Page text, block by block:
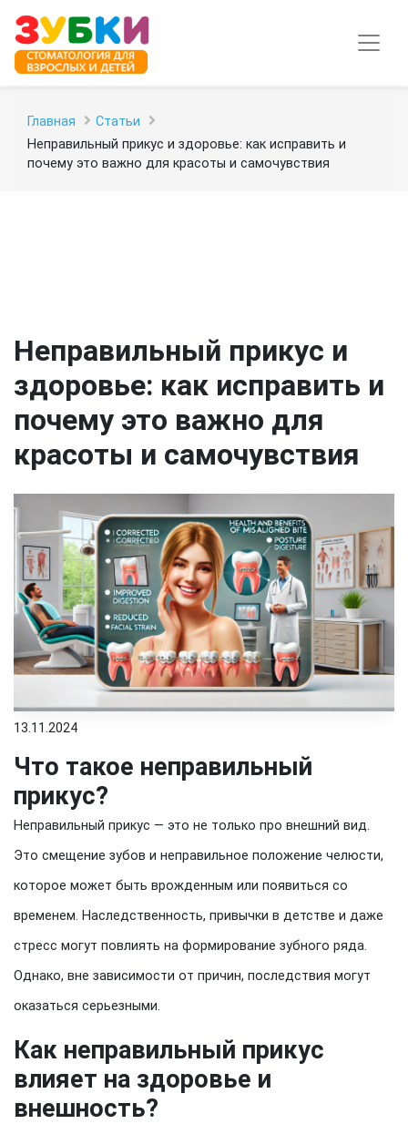
Главная
Статьи
Неправильный прикус и здоровье: как исправить и
почему это важно для красоты и самочувствия
Неправильный прикус и
здоровье: как исправить и
почему это важно для
красоты и самочувствия
13.11.2024
Что такое неправильный
прикус?
Неправильный прикус — это не только про внешний вид.
Это смещение зубов и неправильное положение челюсти,
которое может быть врожденным или появиться со
временем. Наследственность, привычки в детстве и даже
стресс могут повлиять на формирование зубного ряда.
Однако, вне зависимости от причин, последствия могут
оказаться серьезными.
Как неправильный прикус
влияет на здоровье и
внешность?